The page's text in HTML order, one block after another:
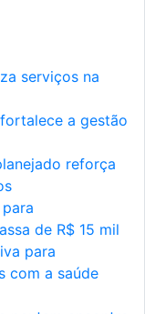
serviços na
a gestão
reforça
de R$ 15 mil
para
com a saúde